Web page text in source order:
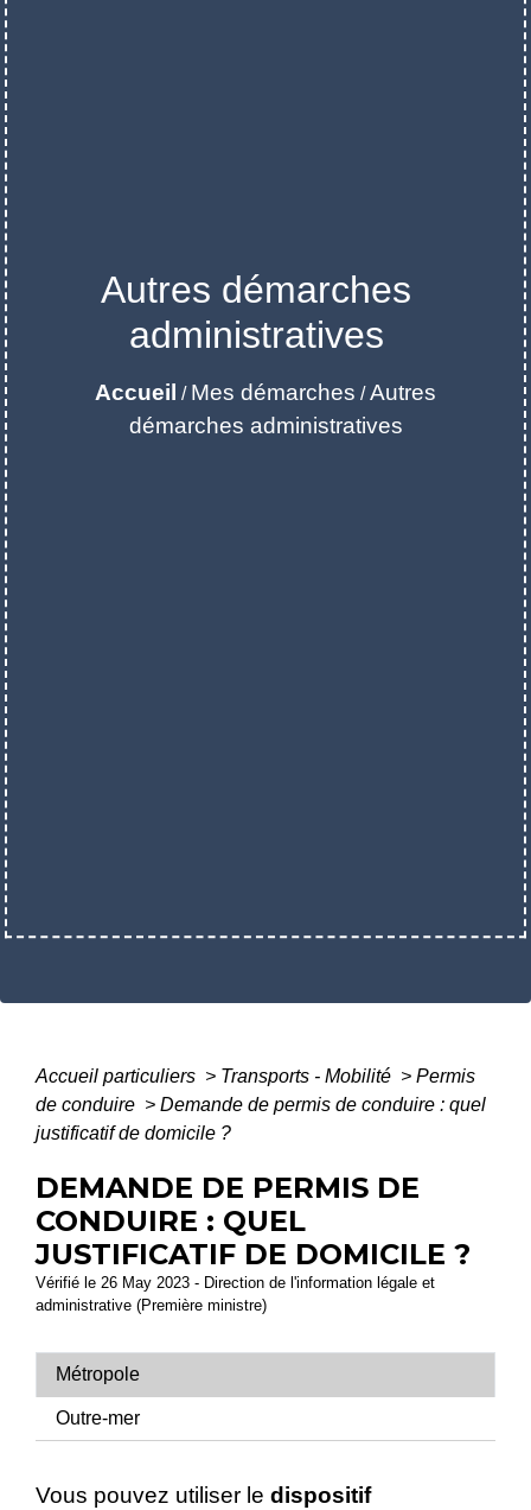
Autres démarches
administratives
Accueil / Mes démarches /Autres
démarches administratives
Accueil particuliers > Transports - Mobilité > Permis
de conduire > Demande de permis de conduire : quel
justificatif de domicile ?
DEMANDE DE PERMIS DE
CONDUIRE : QUEL
JUSTIFICATIF DE DOMICILE ?
Vérifié le 26 May 2023 - Direction de l'information légale et
administrative (Première ministre)
Métropole
Outre-mer
Vous pouvez utiliser le dispositif